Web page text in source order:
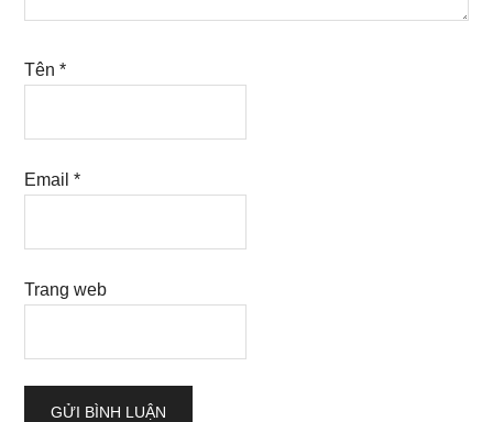
Tên*
Email*
Trang web